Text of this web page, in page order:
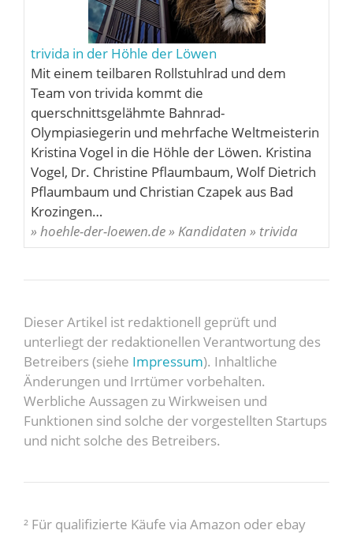
trivida in der Höhle der Löwen
Mit einem teilbaren Rollstuhlrad und dem
Team von trivida kommt die
querschnittsgelähmte Bahnrad-
Olympiasiegerin und mehrfache Weltmeisterin
Kristina Vogel in die Höhle der Löwen. Kristina
Vogel, Dr. Christine Pflaumbaum, Wolf Dietrich
Pflaumbaum und Christian Czapek aus Bad
Krozingen…
» hoehle-der-loewen.de » Kandidaten » trivida
Dieser Artikel ist redaktionell geprüft und
unterliegt der redaktionellen Verantwortung des
Betreibers (siehe Impressum). Inhaltliche
Änderungen und Irrtümer vorbehalten.
Werbliche Aussagen zu Wirkweisen und
Funktionen sind solche der vorgestellten Startups
und nicht solche des Betreibers.
² Für qualifizierte Käufe via Amazon oder ebay